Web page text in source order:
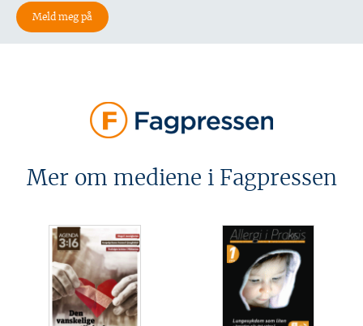
Mer om mediene i Fagpressen